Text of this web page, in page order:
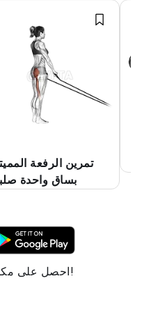
تمرين الرفعة
بساق واحدة
احصل على مكتبة التمارين في جيبك!